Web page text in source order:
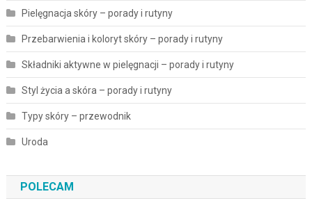
Pielęgnacja skóry – porady i rutyny
Przebarwienia i koloryt skóry – porady i rutyny
Składniki aktywne w pielęgnacji – porady i rutyny
Styl życia a skóra – porady i rutyny
Typy skóry – przewodnik
Uroda
POLECAM